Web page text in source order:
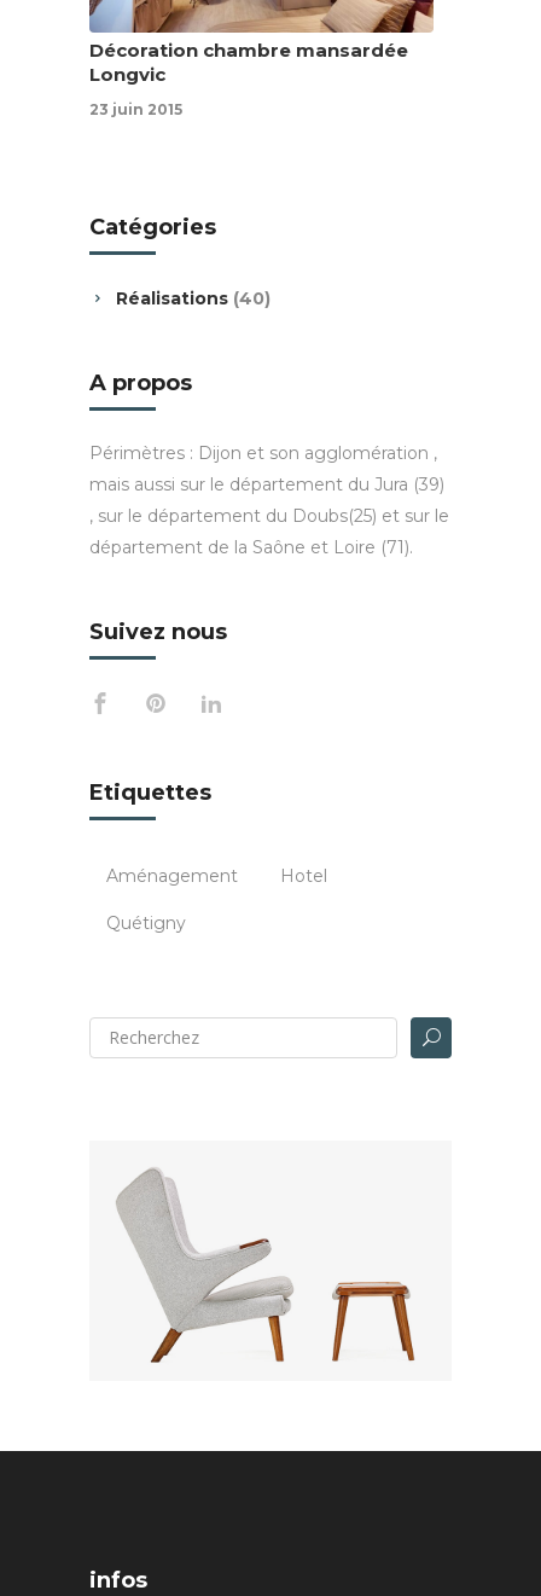
Décoration chambre mansardée
Longvic
23 juin 2015
Catégories
Réalisations (40)
A propos
Périmètres : Dijon et son agglomération ,
mais aussi sur le département du Jura (39)
, sur le département du Doubs(25) et sur le
département de la Saône et Loire (71).
Suivez nous
Etiquettes
Aménagement Hotel
Quétigny
infos